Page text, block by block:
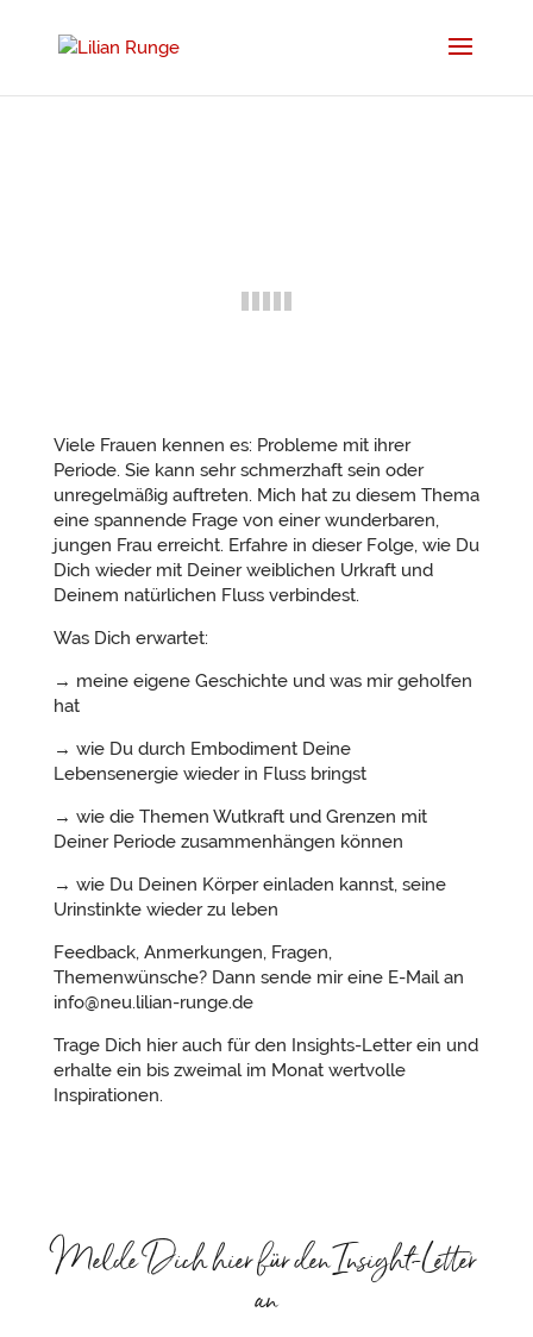
Viele Frauen kennen es: Probleme mit ihrer
Periode. Sie kann sehr schmerzhaft sein oder
unregelmäßig auftreten. Mich hat zu diesem Thema
eine spannende Frage von einer wunderbaren,
jungen Frau erreicht. Erfahre in dieser Folge, wie Du
Dich wieder mit Deiner weiblichen Urkraft und
Deinem natürlichen Fluss verbindest.
Was Dich erwartet:
→ meine eigene Geschichte und was mir geholfen
hat
→ wie Du durch Embodiment Deine
Lebensenergie wieder in Fluss bringst
→ wie die Themen Wutkraft und Grenzen mit
Deiner Periode zusammenhängen können
→ wie Du Deinen Körper einladen kannst, seine
Urinstinkte wieder zu leben
Feedback, Anmerkungen, Fragen,
Themenwünsche? Dann sende mir eine E-Mail an
info@neu.lilian-runge.de
Trage Dich hier auch für den Insights-Letter ein und
erhalte ein bis zweimal im Monat wertvolle
Inspirationen.
Melde Dich hier für den Insight-Letter
an